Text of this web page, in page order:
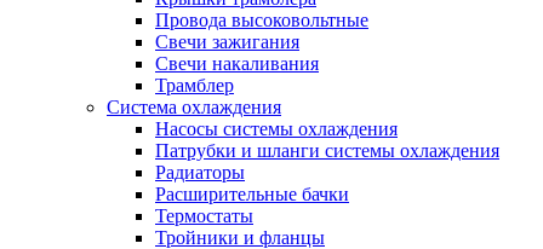
Провода высоковольтные
Свечи зажигания
Свечи накаливания
Трамблер
Система охлаждения
Насосы системы охлаждения
Патрубки и шланги системы охлаждения
Радиаторы
Расширительные бачки
Термостаты
Тройники и фланцы